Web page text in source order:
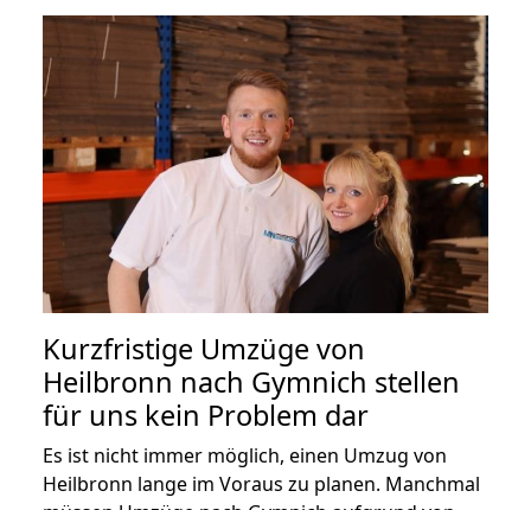
Kurzfristige Umzüge von
Heilbronn nach Gymnich stellen
für uns kein Problem dar
Es ist nicht immer möglich, einen Umzug von
Heilbronn lange im Voraus zu planen. Manchmal